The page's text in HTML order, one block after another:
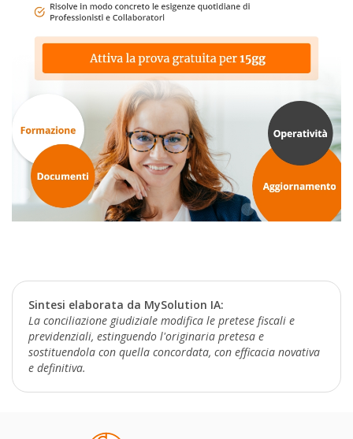
Sintesi elaborata da MySolution IA:
La conciliazione giudiziale modifica le pretese fiscali e
previdenziali, estinguendo l'originaria pretesa e
sostituendola con quella concordata, con efficacia novativa
e definitiva.